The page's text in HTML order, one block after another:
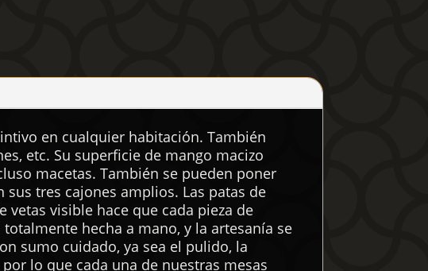
en cualquier habitación. También
etc. Su superficie de mango macizo
macetas. También se pueden poner
tres cajones amplios. Las patas de
visible hace que cada pieza de
hecha a mano, y la artesanía se
sumo cuidado, ya sea el pulido, la
lo que cada una de nuestras mesas